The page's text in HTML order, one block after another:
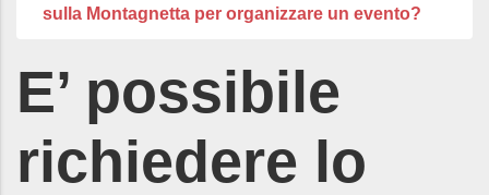
sulla Montagnetta per organizzare un evento?
E’ possibile
richiedere lo